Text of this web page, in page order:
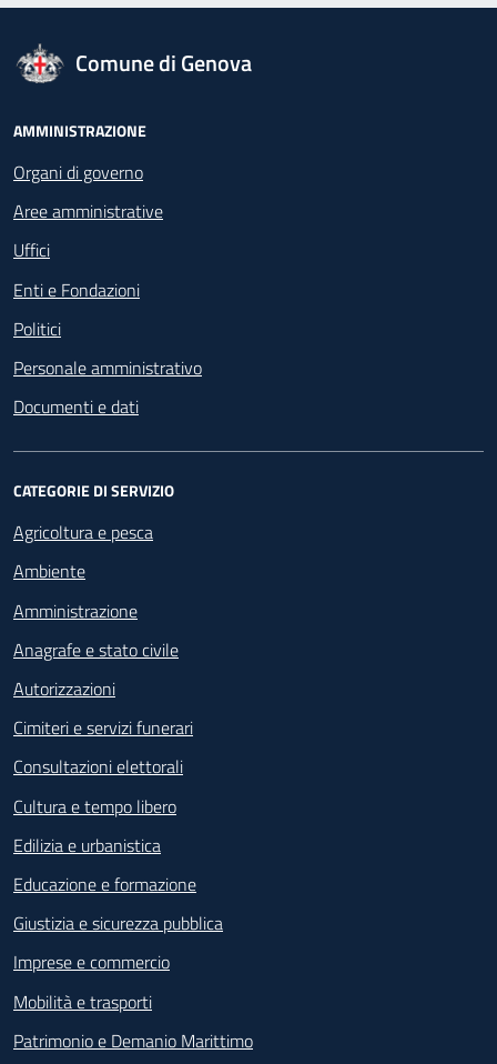
logo Unione Europea
Comune di Genova
Footer - Navigazione
AMMINISTRAZIONE
Organi di governo
Aree amministrative
Uffici
Enti e Fondazioni
Politici
Personale amministrativo
Documenti e dati
CATEGORIE DI SERVIZIO
Agricoltura e pesca
Ambiente
Amministrazione
Anagrafe e stato civile
Autorizzazioni
Cimiteri e servizi funerari
Consultazioni elettorali
Cultura e tempo libero
Edilizia e urbanistica
Educazione e formazione
Giustizia e sicurezza pubblica
Imprese e commercio
Mobilità e trasporti
Patrimonio e Demanio Marittimo